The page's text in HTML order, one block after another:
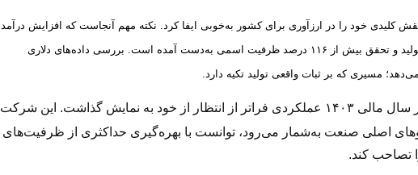
درآمد دلاری، نقش کلیدی خود را در ارزآوری برای کشور به‌خوبی ایفا کرد. نکته مهم آنجاست که افزایش درآمد
و سودسازی مارون، صرفا متکی بر رشد نرخ ارز نبوده و از دل تولید و تحقق بیش از ۱۱۶ درصد ظرفیت اسمی به‌دست آمده است. بررسی داده‌های دلاری
مسیری که بر ثبات واقعی تولید تکیه دارد.
، پتروشیمی مارون در سال مالی ۱۴۰۳ عملکردی فراتر از انتظار از خود به نمایش گذاشت. این شرکت
اصلی صنعت به‌شمار می‌رود، توانست با بهره‌گیری حداکثری از ظرفیت‌های
تصاحب کند.